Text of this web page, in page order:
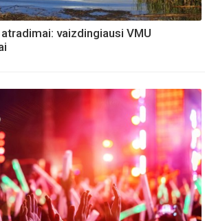
vaizdingiausi VMU